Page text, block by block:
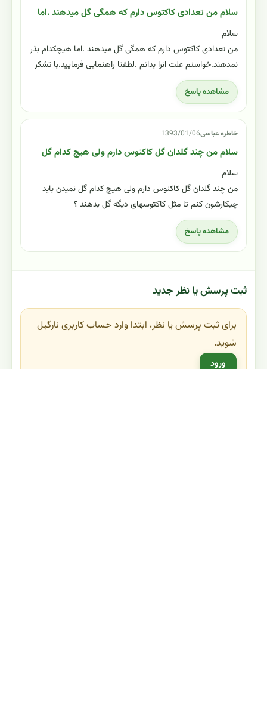
سلام من تعدادی کاکتوس دارم که همگی گل میدهند .اما
سلام
من تعدادی کاکتوس دارم که همگی گل میدهند .اما هیچکدام بذر
نمدهند.خواستم علت انرا بدانم .لطفنا راهنمایی فرمایید.با تشکر
مشاهده پاسخ
خاطره عباسی1393/01/06
سلام من چند گلدان گل کاکتوس دارم ولی هیچ کدام گل
سلام
من چند گلدان گل کاکتوس دارم ولی هیچ کدام گل نمیدن باید
چیکارشون کنم تا مثل کاکتوسهای دیگه گل بدهند ؟
مشاهده پاسخ
ثبت پرسش یا نظر جدید
برای ثبت پرسش یا نظر، ابتدا وارد حساب کاربری نارگیل
شوید.
ورود